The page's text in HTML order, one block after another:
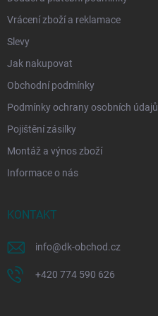
Vrácení zboží a reklamace
Slevy
Jak nakupovat
Obchodní podmínky
Podmínky ochrany osobních údajů
Pojištění zásilky
Montáž a výnos zboží
Informace o nás
KONTAKT
info@dk-obchod.cz
+420 774 590 626